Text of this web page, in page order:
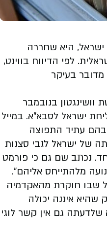
ישראל, היא שחררה
לפי הדיווח בווינט,
מדובר בעיקר
בנובמבר
ישראל לסבא"א. במייל
בהם עתיד התפוצה
של ישראל לגבי סצנות
נכתב שם גם כי פורמט
מלהתייחס אליהם".
שבו חוקרת מהאקדמיה
שהיא איננה יכולה
שלדעתה גם אין קשר לוגי